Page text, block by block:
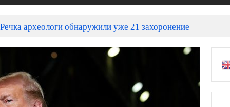
археологи обнаружили уже 21 захоронение